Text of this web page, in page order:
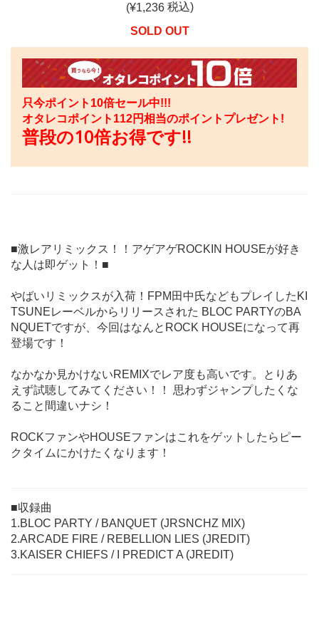
(¥1,236税込)
SOLD OUT
只今ポイント10倍セール中!!!
オタレコポイント 112円相当のポイントプレゼント!
普段の10倍お得です!!
■激レアリミックス！！アゲアゲROCKIN HOUSEが好き
な人は即ゲット！■
やばいリミックスが入荷！FPM田中氏などもプレイしたKI
TSUNEレーベルからリリースされた BLOC PARTYのBA
NQUETですが、今回はなんとROCK HOUSEになって再
登場です！
なかなか見かけないREMIXでレア度も高いです。とりあ
えず試聴してみてください！！ 思わずジャンプしたくな
ること間違いナシ！
ROCKファンやHOUSEファンはこれをゲットしたらピー
クタイムにかけたくなります！
■収録曲
1.BLOC PARTY / BANQUET (JRSNCHZ MIX)
2.ARCADE FIRE / REBELLION LIES (JREDIT)
3.KAISER CHIEFS / I PREDICT A (JREDIT)